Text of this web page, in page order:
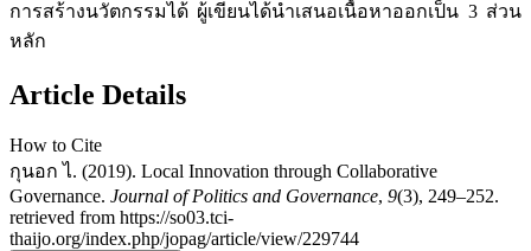
การสร้างนวัตกรรมได้ ผู้เขียนได้นำเสนอเนื้อหาออกเป็น 3 ส่วน
หลัก
Article Details
How to Cite
กุนอก ไ. (2019). Local Innovation through Collaborative
Governance. Journal of Politics and Governance, 9(3), 249–252.
retrieved from https://so03.tci-
thaijo.org/index.php/jopag/article/view/229744